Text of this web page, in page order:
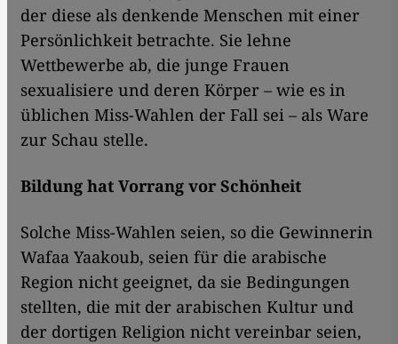
der diese als denkende Menschen mit einer
Persönlichkeit betrachte. Sie lehne
Wettbewerbe ab, die junge Frauen
sexualisiere und deren Körper – wie es in
üblichen Miss-Wahlen der Fall sei – als Ware
zur Schau stelle.
Bildung hat Vorrang vor Schönheit
Solche Miss-Wahlen seien, so die Gewinnerin
Wafaa Yaakoub, seien für die arabische
Region nicht geeignet, da sie Bedingungen
stellten, die mit der arabischen Kultur und
der dortigen Religion nicht vereinbar seien,